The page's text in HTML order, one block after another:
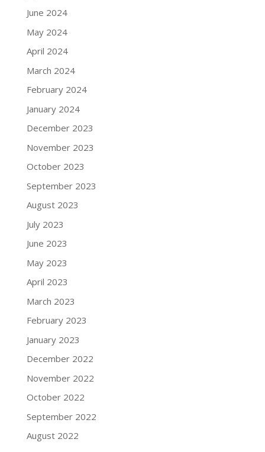
June 2024
May 2024
April 2024
March 2024
February 2024
January 2024
December 2023
November 2023
October 2023
September 2023
August 2023
July 2023
June 2023
May 2023
April 2023
March 2023
February 2023
January 2023
December 2022
November 2022
October 2022
September 2022
August 2022